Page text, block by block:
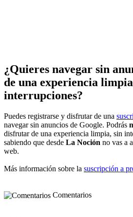
¿Quieres navegar sin
de una experiencia
interrupciones?
Puedes registrarse y disfrutar de una
navegar sin anuncios de Google. Podrás
disfrutar de una experiencia limpia, sin
sabiendo que desde La Noción no vas a
web.
Más información sobre la suscripción a
Comentarios